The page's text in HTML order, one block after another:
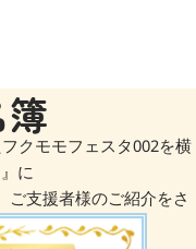
クモモフェスタ002を横
に
支援者様のご紹介をさ